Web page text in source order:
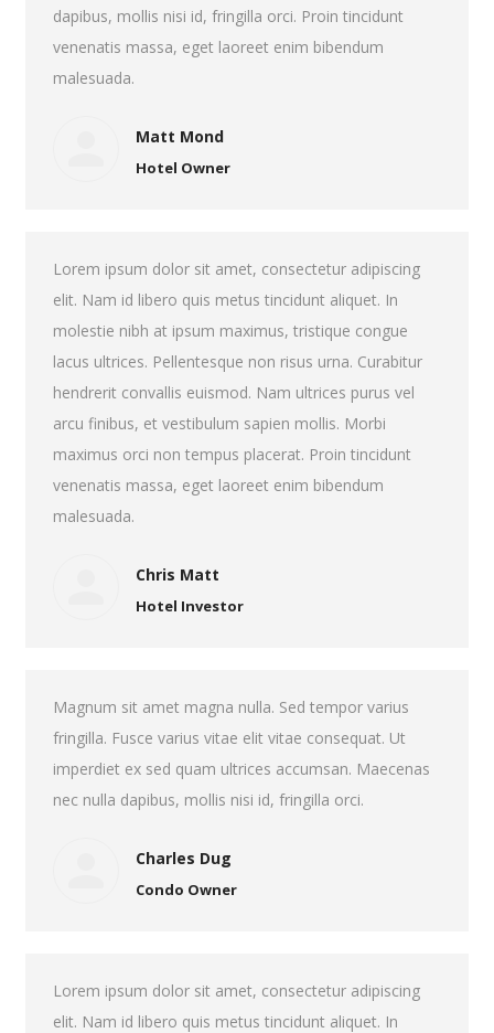
dapibus, mollis nisi id, fringilla orci. Proin tincidunt
venenatis massa, eget laoreet enim bibendum
malesuada.
Matt Mond
Hotel Owner
Lorem ipsum dolor sit amet, consectetur adipiscing
elit. Nam id libero quis metus tincidunt aliquet. In
molestie nibh at ipsum maximus, tristique congue
lacus ultrices. Pellentesque non risus urna. Curabitur
hendrerit convallis euismod. Nam ultrices purus vel
arcu finibus, et vestibulum sapien mollis. Morbi
maximus orci non tempus placerat. Proin tincidunt
venenatis massa, eget laoreet enim bibendum
malesuada.
Chris Matt
Hotel Investor
Magnum sit amet magna nulla. Sed tempor varius
fringilla. Fusce varius vitae elit vitae consequat. Ut
imperdiet ex sed quam ultrices accumsan. Maecenas
nec nulla dapibus, mollis nisi id, fringilla orci.
Charles Dug
Condo Owner
Lorem ipsum dolor sit amet, consectetur adipiscing
elit. Nam id libero quis metus tincidunt aliquet. In